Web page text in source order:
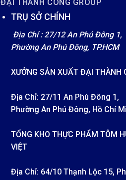
ĐẠI THÀNH CÔNG GROUP
TRỤ SỞ CHÍNH
Địa Chỉ : 27/12 An Phú Đông 1,
Phường An Phú Đông, TP.HCM
XƯỞNG SẢN XUẤT ĐẠI THÀNH
Địa Chỉ: 27/11 An Phú Đông 1,
Phường An Phú Đông, Hồ Chí
TỔNG KHO THỰC PHẨM TÔM
VIỆT
Địa Chỉ: 64/10 Thạnh Lộc 15,